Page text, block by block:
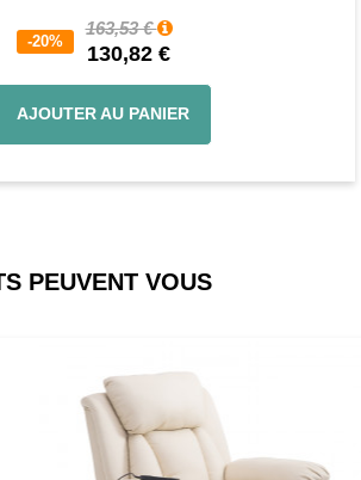
-20%
163,53 €
130,82 €
AJOUTER AU PANIER
PEUVENT VOUS